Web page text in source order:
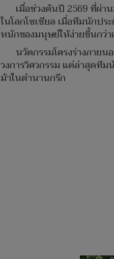
เมื่อช่วงต้นปี 2569 ที่ผ่า
ในโลกโซเชียล เมื่อทีมนักป
หนักของมนุษย์ให้ง่ายขึ้นกว่า
นวัตกรรมโครงร่างภาย
วงการวิศวกรรม แต่ล่าสุดทีม
ม้าในตำนานกรีก